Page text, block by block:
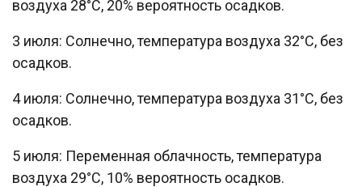
воздуха 28°C, 20% вероятность осадков.
3 июля: Солнечно, температура воздуха 32°C, без
осадков.
4 июля: Солнечно, температура воздуха 31°C, без
осадков.
5 июля: Переменная облачность, температура
воздуха 29°C, 10% вероятность осадков.